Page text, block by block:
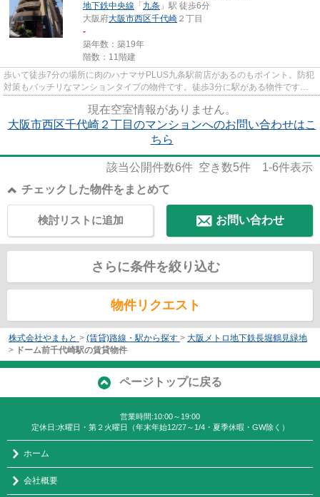
地下鉄中央線 「 九条 」駅 徒歩6分
大阪府大阪市西区千代崎 ２丁目
-
築年数：築19年
階数：11階建
歩いて徒歩7分の場所に肉のハナマサPLUS九条駅前店があるのもポイント。防犯
対策もバッチリなマンションタイプの物件です。徒歩3分に駅がある物件です。
現在空室情報がありません。
大阪市西区千代崎２丁目のマンションへのお問い合わせはこ
ちら
該当公開件数6件 空き数5件 1-6件表示
チェックした物件をまとめて
お問い合わせ
検討リストに追加
さらに条件を絞り込む
物件リクエスト
株式会社やまもと > (賃貸)路線・駅から探す > 大阪メトロ地下鉄長堀鶴見緑地
> ドーム前千代崎駅の賃貸物件
ページトップに戻る
営業時間:10:00～19:00
定休日:水曜日・第２火曜日（年末年始12/27～1/4・夏季休暇・GW除く）
ホーム
会社概要